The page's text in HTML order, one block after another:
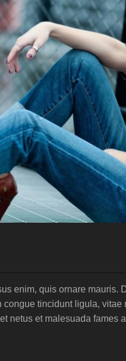
enim, quis ornare mauris.
tincidunt ligula, vitae
netus et malesuada fames